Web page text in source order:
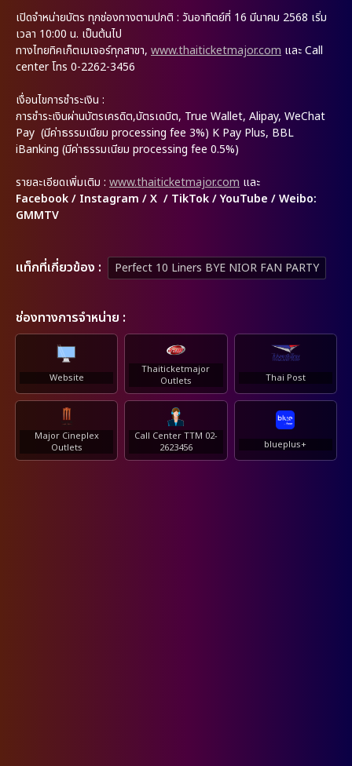
เปิดจำหน่ายบัตร ทุกช่องทางตามปกติ : วันอาทิตย์ที่ 16 มีนาคม 2568 เริ่ม
เวลา 10:00 น. เป็นต้นไป
ทางไทยทิคเก็ตเมเจอร์ทุกสาขา, www.thaiticketmajor.com และ Call
center โทร 0-2262-3456
เงื่อนไขการชำระเงิน :
การชำระเงินผ่านบัตรเครดิต,บัตรเดบิต, True Wallet, Alipay, WeChat
Pay (มีค่าธรรมเนียม processing fee 3%) K Pay Plus, BBL
iBanking (มีค่าธรรมเนียม processing fee 0.5%)
รายละเอียดเพิ่มเติม : www.thaiticketmajor.com และ
Facebook / Instagram / X / TikTok / YouTube / Weibo:
GMMTV
เเท็กที่เกี่ยวข้อง : Perfect 10 Liners BYE NIOR FAN PARTY
ช่องทางการจำหน่าย :
Website
Thaiticketmajor
Outlets
Thai Post
Major Cineplex
Outlets
Call Center TTM 02-
2623456
blueplus+